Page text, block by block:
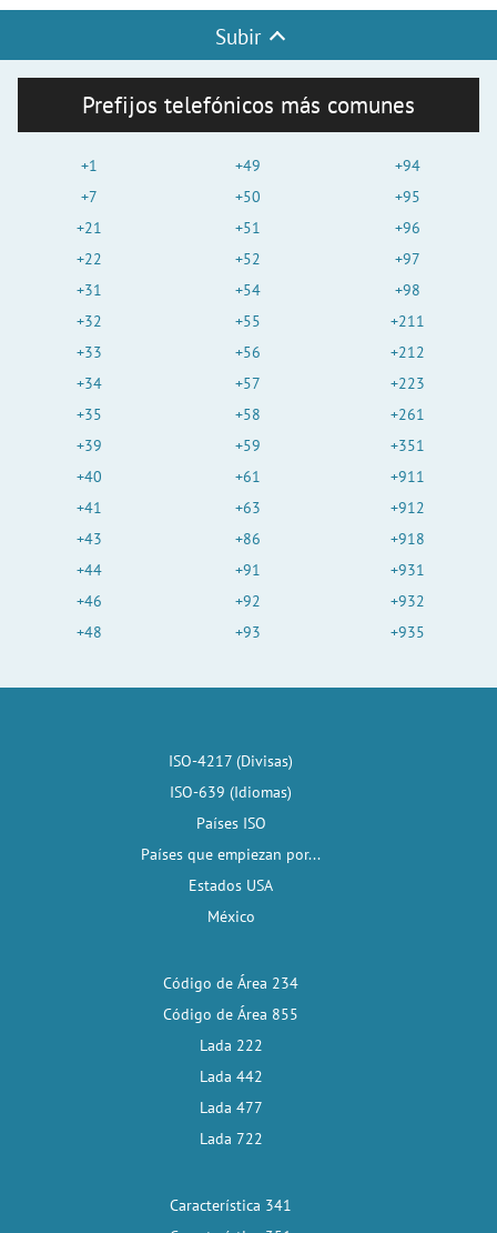
Subir
Prefijos telefónicos más comunes
+1
+7
+21
+22
+31
+32
+33
+34
+35
+39
+40
+41
+43
+44
+46
+48
+49
+50
+51
+52
+54
+55
+56
+57
+58
+59
+61
+63
+86
+91
+92
+93
+94
+95
+96
+97
+98
+211
+212
+223
+261
+351
+911
+912
+918
+931
+932
+935
ISO-4217 (Divisas)
ISO-639 (Idiomas)
Países ISO
Países que empiezan por...
Estados USA
México
Código de Área 234
Código de Área 855
Lada 222
Lada 442
Lada 477
Lada 722
Característica 341